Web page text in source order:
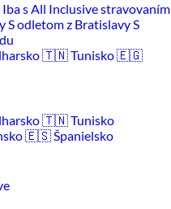
Iba s All Inclusive stravovaním
S odletom z BratislavyS
🇹🇳 Tunisko🇪🇬
🇹🇳 Tunisko
🇪🇸 Španielsko